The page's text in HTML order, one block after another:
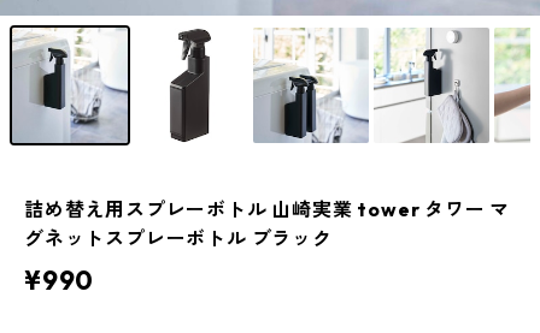
詰め替え用スプレーボトル 山崎実業 tower タワー マ
グネットスプレーボトル ブラック
¥990